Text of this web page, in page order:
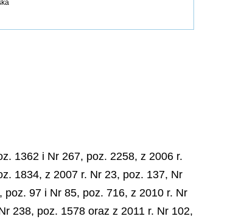
1362 i Nr 267, poz. 2258, z 2006 r.
1834, z 2007 r. Nr 23, poz. 137, Nr
97 i Nr 85, poz. 716, z 2010 r. Nr
238, poz. 1578 oraz z 2011 r. Nr 102,